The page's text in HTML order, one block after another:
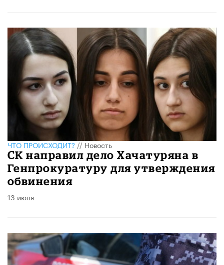
ЧТО ПРОИСХОДИТ?//Новость
СК направил дело Хачатуряна в
Генпрокуратуру для утверждения
обвинения
13 июля